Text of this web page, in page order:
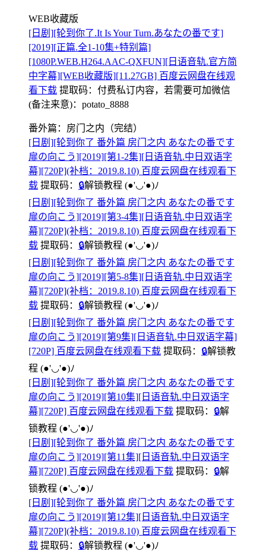
WEB收藏版
[日剧][轮到你了.It Is Your Turn.あなたの番です]
[2019][正篇.全1-10集+特别篇]
[1080P.WEB.H264.AAC-QXFUN][日语音轨.官方简
中字幕][WEB收藏版][11.27GB] 百度云网盘在线观
看下载 提取码： 付费私订内容，若需要可加微信
(备注来意)：potato_8888
番外篇：房门之内（完结）
[日剧][轮到你了 番外篇 房门之内 あなたの番です
扉の向こう][2019][第1-2集][日语音轨.中日双语字
幕][720P](补档：2019.8.10) 百度云网盘在线观看下
载 提取码： 🔒解锁教程 (●'◡'●)ﾉ
[日剧][轮到你了 番外篇 房门之内 あなたの番です
扉の向こう][2019][第3-4集][日语音轨.中日双语字
幕][720P](补档：2019.8.10) 百度云网盘在线观看下
载 提取码： 🔒解锁教程 (●'◡'●)ﾉ
[日剧][轮到你了 番外篇 房门之内 あなたの番です
扉の向こう][2019][第5-8集][日语音轨.中日双语字
幕][720P](补档：2019.8.10) 百度云网盘在线观看下
载 提取码： 🔒解锁教程 (●'◡'●)ﾉ
[日剧][轮到你了 番外篇 房门之内 あなたの番です
扉の向こう][2019][第9集][日语音轨.中日双语字幕]
[720P] 百度云网盘在线观看下载 提取码： 🔒解锁教
程 (●'◡'●)ﾉ
[日剧][轮到你了 番外篇 房门之内 あなたの番です
扉の向こう][2019][第10集][日语音轨.中日双语字
幕][720P] 百度云网盘在线观看下载 提取码： 🔒解
锁教程 (●'◡'●)ﾉ
[日剧][轮到你了 番外篇 房门之内 あなたの番です
扉の向こう][2019][第11集][日语音轨.中日双语字
幕][720P] 百度云网盘在线观看下载 提取码： 🔒解
锁教程 (●'◡'●)ﾉ
[日剧][轮到你了 番外篇 房门之内 あなたの番です
扉の向こう][2019][第12集][日语音轨.中日双语字
幕][720P](补档：2019.8.10) 百度云网盘在线观看下
载 提取码： 🔒解锁教程 (●'◡'●)ﾉ